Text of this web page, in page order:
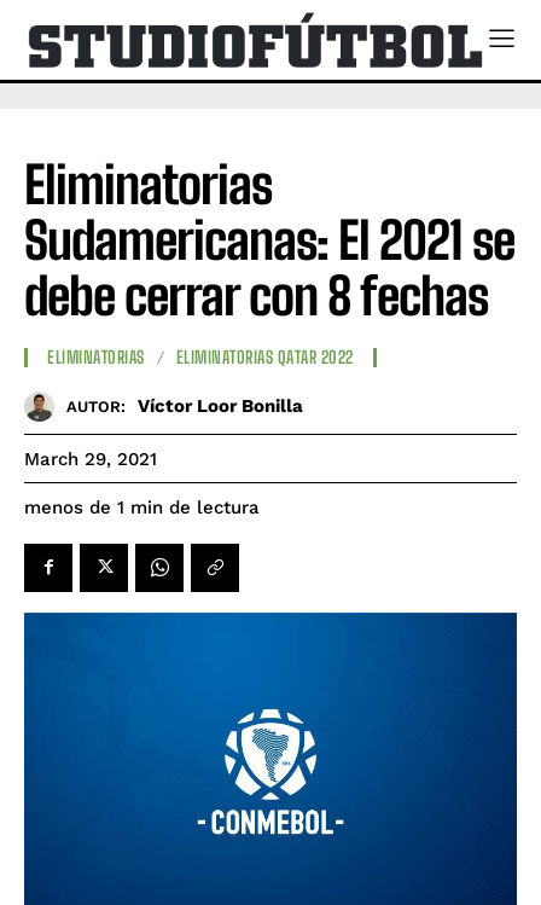
Eliminatorias
Sudamericanas: El 2021 se
debe cerrar con 8 fechas
ELIMINATORIAS ELIMINATORIAS QATAR 2022
AUTOR: Víctor Loor Bonilla
March 29, 2021
menos de 1 min de lectura